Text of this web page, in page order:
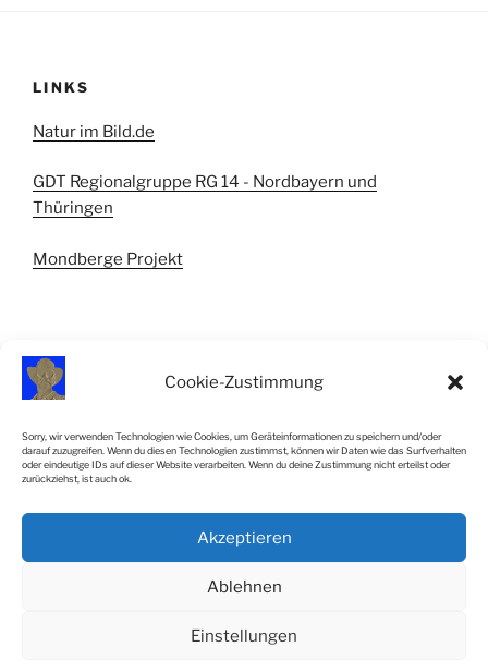
Cookie-Zustimmung
Sorry, wir verwenden Technologien wie Cookies, um Geräteinformationen zu speichern und/oder
darauf zuzugreifen. Wenn du diesen Technologien zustimmst, können wir Daten wie das Surfverhalten
oder eindeutige IDs auf dieser Website verarbeiten. Wenn du deine Zustimmung nicht erteilst oder
zurückziehst, ist auch ok.
Akzeptieren
Ablehnen
Einstellungen
LINKS
Natur im Bild.de
GDT Regionalgruppe RG 14 - Nordbayern und
Thüringen
Mondberge Projekt
IMPRESSUM
Impressum